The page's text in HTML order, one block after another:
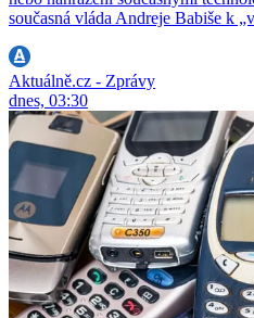
současná vláda Andreje Babiše k
Aktuálně.cz - Zprávy
dnes, 03:30